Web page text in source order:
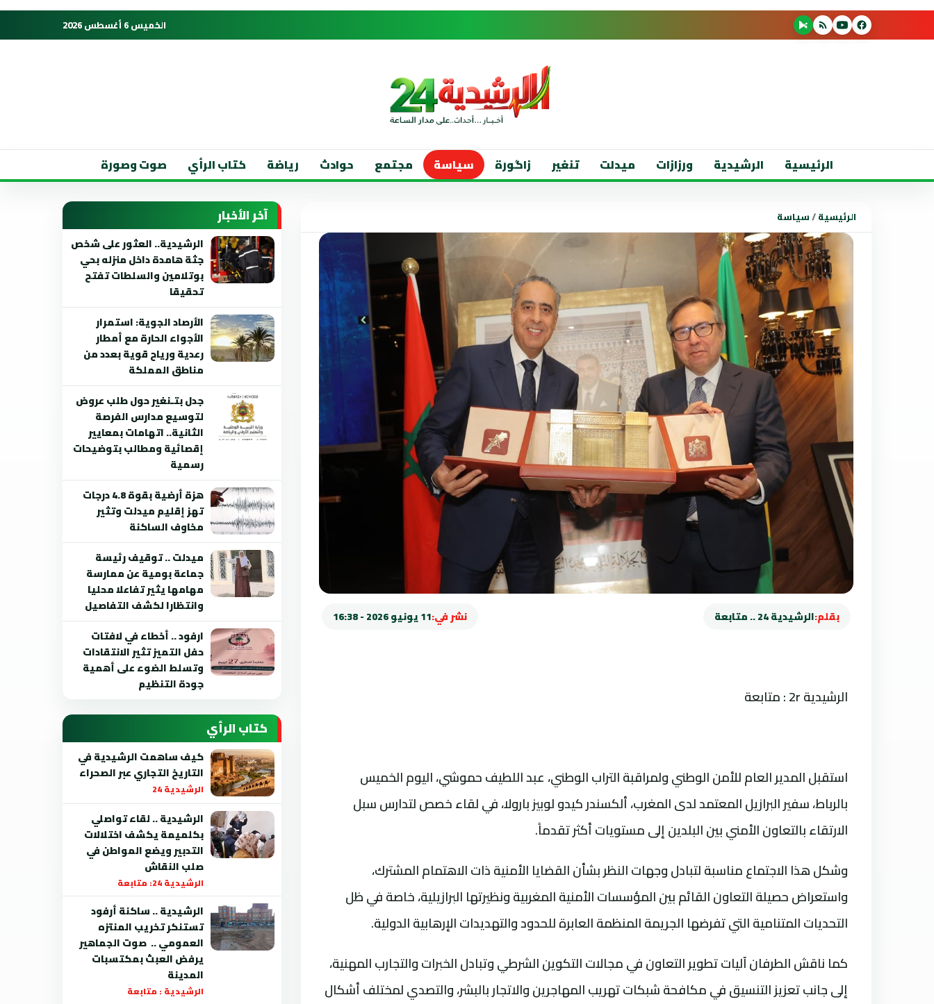
الخميس 6 أغسطس 2026
الرئيسية الرشيدية ورزازات ميدلت تنغير زاگورة سياسة مجتمع حوادث رياضة كتاب الرأي صوت وصورة
الرئيسية/سياسة
بقلم:الرشيدية 24 .. متابعة نشر في:11 يونيو 2026 - 16:38
الرشيدية 2r : متابعة
استقبل المدير العام للأمن الوطني ولمراقبة التراب الوطني، عبد اللطيف حموشي، اليوم الخميس
بالرباط، سفير البرازيل المعتمد لدى المغرب، ألكسندر كيدو لوبيز بارولا، في لقاء خصص لتدارس سبل
الارتقاء بالتعاون الأمني بين البلدين إلى مستويات أكثر تقدماً.
وشكل هذا الاجتماع مناسبة لتبادل وجهات النظر بشأن القضايا الأمنية ذات الاهتمام المشترك،
واستعراض حصيلة التعاون القائم بين المؤسسات الأمنية المغربية ونظيرتها البرازيلية، خاصة في ظل
التحديات المتنامية التي تفرضها الجريمة المنظمة العابرة للحدود والتهديدات الإرهابية الدولية.
كما ناقش الطرفان آليات تطوير التعاون في مجالات التكوين الشرطي وتبادل الخبرات والتجارب المهنية،
إلى جانب تعزيز التنسيق في مكافحة شبكات تهريب المهاجرين والاتجار بالبشر، والتصدي لمختلف أشكال
آخر الأخبار
الرشيدية.. العثور على شخص
جثة هامدة داخل منزله بحي
بوتلامين والسلطات تفتح
تحقيقا
الأرصاد الجوية: استمرار
الأجواء الحارة مع أمطار
رعدية ورياح قوية بعدد من
مناطق المملكة
جدل بتـنغير حول طلب عروض
لتوسيع مدارس الفرصة
الثانية.. اتهامات بمعايير
إقصائية ومطالب بتوضيحات
رسمية
هزة أرضية بقوة 4.8 درجات
تهز إقليم ميدلت وتثير
مخاوف الساكنة
ميدلت .. توقيف رئيسة
جماعة بومية عن ممارسة
مهامها يثير تفاعلا محليا
وانتظارا لكشف التفاصيل
ارفود .. أخطاء في لافتات
حفل التميز تثير الانتقادات
وتسلط الضوء على أهمية
جودة التنظيم
كتاب الرأي
كيف ساهمت الرشيدية في
التاريخ التجاري عبر الصحراء
الرشيدية 24
الرشيدية .. لقاء تواصلي
بكلميمة يكشف اختلالات
التدبير ويضع المواطن في
صلب النقاش
الرشيدية 24: متابعة
الرشيدية .. ساكنة أرفود
تستنكر تخريب المنتزه
العمومي .. صوت الجماهير
يرفض العبث بمكتسبات
المدينة
الرشيدية : متابعة